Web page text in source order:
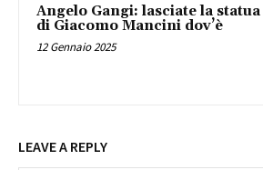
Angelo Gangi: lasciate la statua
di Giacomo Mancini dov’è
12 Gennaio 2025
LEAVE A REPLY